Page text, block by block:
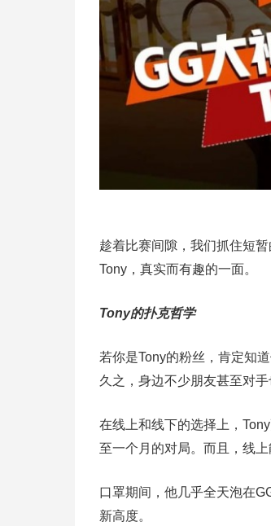
趁着比赛间隙，我们抓住短
Tony，真实而有趣的一面。
Tony的扑克哲学
若你是Tony的粉丝，肯定知
久之，身边不少朋友甚至对手
在线上和线下的选择上，
至一个月的对局。而且，线
口罩期间，他几乎全天泡在
新高度。